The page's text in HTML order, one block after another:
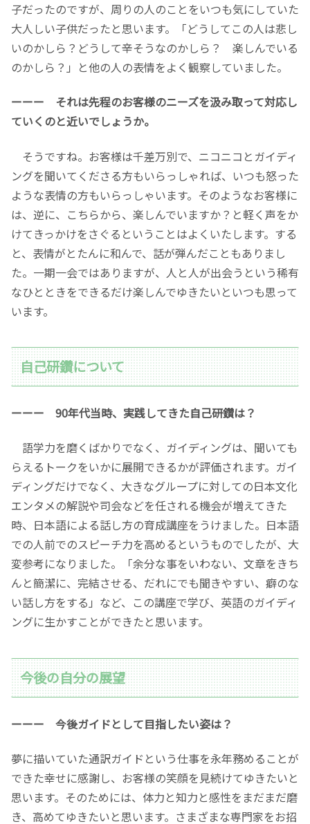
子だったのですが、周りの人のことをいつも気にしていた
大人しい子供だったと思います。「どうしてこの人は悲し
いのかしら？どうして辛そうなのかしら？ 楽しんでいる
のかしら？」と他の人の表情をよく観察していました。
ーーー それは先程のお客様のニーズを汲み取って対応し
ていくのと近いでしょうか。
そうですね。お客様は千差万別で、ニコニコとガイディ
ングを聞いてくださる方もいらっしゃれば、いつも怒った
ような表情の方もいらっしゃいます。そのようなお客様に
は、逆に、こちらから、楽しんでいますか？と軽く声をか
けてきっかけをさぐるということはよくいたします。する
と、表情がとたんに和んで、話が弾んだこともありまし
た。一期一会ではありますが、人と人が出会うという稀有
なひとときをできるだけ楽しんでゆきたいといつも思って
います。
自己研鑽について
ーーー 90年代当時、実践してきた自己研鑽は？
語学力を磨くばかりでなく、ガイディングは、聞いても
らえるトークをいかに展開できるかが評価されます。ガイ
ディングだけでなく、大きなグループに対しての日本文化
エンタメの解説や司会などを任される機会が増えてきた
時、日本語による話し方の育成講座をうけました。日本語
での人前でのスピーチ力を高めるというものでしたが、大
変参考になりました。「余分な事をいわない、文章をきち
んと簡潔に、完結させる、だれにでも聞きやすい、癖のな
い話し方をする」など、この講座で学び、英語のガイディ
ングに生かすことができたと思います。
今後の自分の展望
ーーー 今後ガイドとして目指したい姿は？
夢に描いていた通訳ガイドという仕事を永年務めることが
できた幸せに感謝し、お客様の笑顔を見続けてゆきたいと
思います。そのためには、体力と知力と感性をまだまだ磨
き、高めてゆきたいと思います。さまざまな専門家をお招